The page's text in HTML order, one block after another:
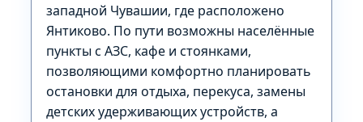
западной Чувашии, где расположено
Янтиково. По пути возможны населённые
пункты с АЗС, кафе и стоянками,
позволяющими комфортно планировать
остановки для отдыха, перекуса, замены
детских удерживающих устройств, а